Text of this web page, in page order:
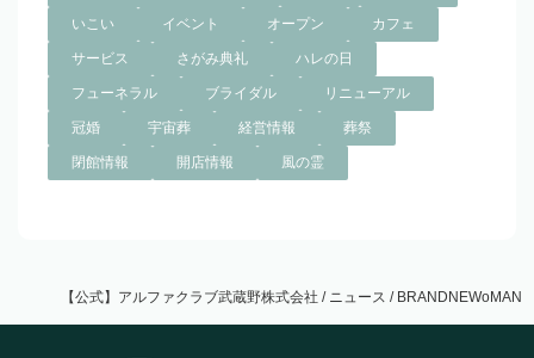
いこい イベント オープン カフェ
サービス さがみ典礼 ハレの日
フューネラル ブライダル リニューアル
冠婚 宇宙葬 経営情報 葬祭
閉館情報 開店情報 風の霊
【公式】アルファクラブ武蔵野株式会社 / ニュース / BRANDNEWoMAN